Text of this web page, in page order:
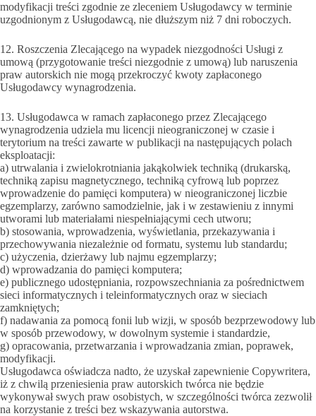
modyfikacji treści zgodnie ze zleceniem Usługodawcy w terminie
uzgodnionym z Usługodawcą, nie dłuższym niż 7 dni roboczych.
12. Roszczenia Zlecającego na wypadek niezgodności Usługi z
umową (przygotowanie treści niezgodnie z umową) lub naruszenia
praw autorskich nie mogą przekroczyć kwoty zapłaconego
Usługodawcy wynagrodzenia.
13. Usługodawca w ramach zapłaconego przez Zlecającego
wynagrodzenia udziela mu licencji nieograniczonej w czasie i
terytorium na treści zawarte w publikacji na następujących polach
eksploatacji:
a) utrwalania i zwielokrotniania jakąkolwiek techniką (drukarską,
techniką zapisu magnetycznego, techniką cyfrową lub poprzez
wprowadzenie do pamięci komputera) w nieograniczonej liczbie
egzemplarzy, zarówno samodzielnie, jak i w zestawieniu z innymi
utworami lub materiałami niespełniającymi cech utworu;
b) stosowania, wprowadzenia, wyświetlania, przekazywania i
przechowywania niezależnie od formatu, systemu lub standardu;
c) użyczenia, dzierżawy lub najmu egzemplarzy;
d) wprowadzania do pamięci komputera;
e) publicznego udostępniania, rozpowszechniania za pośrednictwem
sieci informatycznych i teleinformatycznych oraz w sieciach
zamkniętych;
f) nadawania za pomocą fonii lub wizji, w sposób bezprzewodowy lub
w sposób przewodowy, w dowolnym systemie i standardzie,
g) opracowania, przetwarzania i wprowadzania zmian, poprawek,
modyfikacji.
Usługodawca oświadcza nadto, że uzyskał zapewnienie Copywritera,
iż z chwilą przeniesienia praw autorskich twórca nie będzie
wykonywał swych praw osobistych, w szczególności twórca zezwolił
na korzystanie z treści bez wskazywania autorstwa.